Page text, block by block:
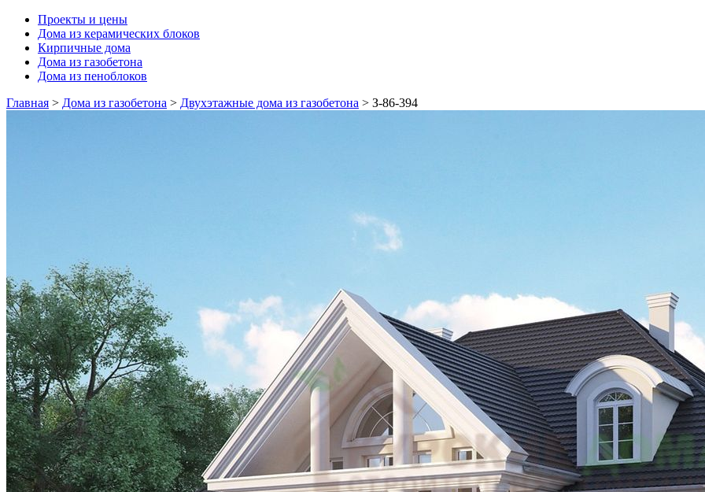
Проекты и цены
Дома из керамических блоков
Кирпичные дома
Дома из газобетона
Дома из пеноблоков
Главная > Дома из газобетона > Двухэтажные дома из газобетона > З-86-394